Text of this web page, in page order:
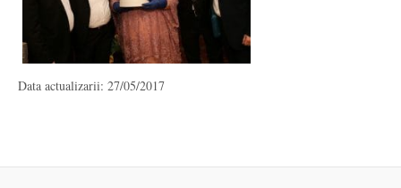
Data actualizarii: 27/05/2017